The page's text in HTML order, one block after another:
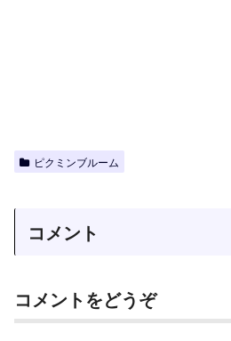
ピクミンブルーム
コメント
コメントをどうぞ